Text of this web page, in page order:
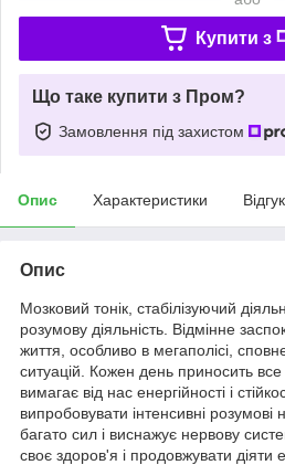
Купити з
Що таке купити з Пром?
Замовлення під захистом
Опис Характеристики
Опис
Мозковий тонік, стабілізуючий
розумову діяльність. Відмінне
життя, особливо в мегаполісі,
ситуацій. Кожен день приносить все
вимагає від нас енергійності і
випробовувати інтенсивні
багато сил і виснажує нервову
своє здоров'я і продовжувати діяти